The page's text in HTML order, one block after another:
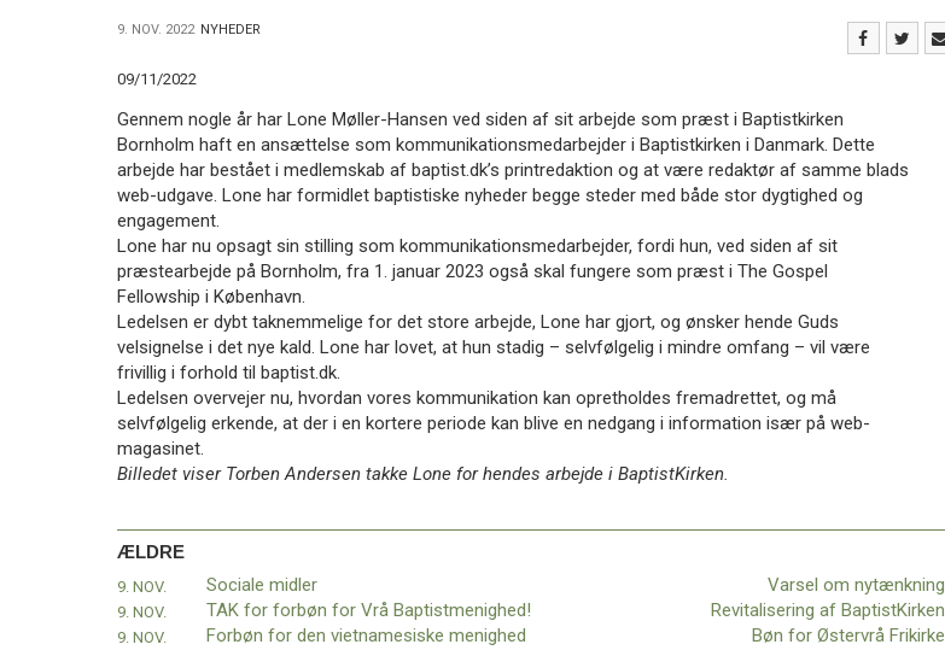
9. NOV. 2022 NYHEDER
09/11/2022
Gennem nogle år har Lone Møller-Hansen ved siden af sit arbejde som præst i Baptistkirken
Bornholm haft en ansættelse som kommunikationsmedarbejder i Baptistkirken i Danmark. Dette
arbejde har bestået i medlemskab af baptist.dk’s printredaktion og at være redaktør af samme blads
web-udgave. Lone har formidlet baptistiske nyheder begge steder med både stor dygtighed og
engagement.
Lone har nu opsagt sin stilling som kommunikationsmedarbejder, fordi hun, ved siden af sit
præstearbejde på Bornholm, fra 1. januar 2023 også skal fungere som præst i The Gospel
Fellowship i København.
Ledelsen er dybt taknemmelige for det store arbejde, Lone har gjort, og ønsker hende Guds
velsignelse i det nye kald. Lone har lovet, at hun stadig – selvfølgelig i mindre omfang – vil være
frivillig i forhold til baptist.dk.
Ledelsen overvejer nu, hvordan vores kommunikation kan opretholdes fremadrettet, og må
selvfølgelig erkende, at der i en kortere periode kan blive en nedgang i information især på web-
magasinet.
Billedet viser Torben Andersen takke Lone for hendes arbejde i BaptistKirken.
ÆLDRE
9. NOV. Sociale midler
9. NOV. TAK for forbøn for Vrå Baptistmenighed!
9. NOV. Forbøn for den vietnamesiske menighed
Varsel om nytænkning
Revitalisering af BaptistKirken
Bøn for Østervrå Frikirke